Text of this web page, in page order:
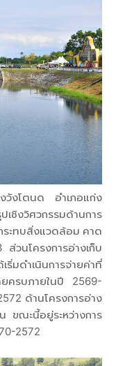
วังโตนด อำเภอแก่ง
เชิงวิศวกรรมด้านการ
ะทบสิ่งแวดล้อม คาด
ส่วนโครงการอ่างเก็บ
ริ่มดำเนินการจ่ายค่าที่
ครบภายในปี 2569-
ด้านโครงการอ่าง
ขณะนี้อยู่ระหว่างการ
2572